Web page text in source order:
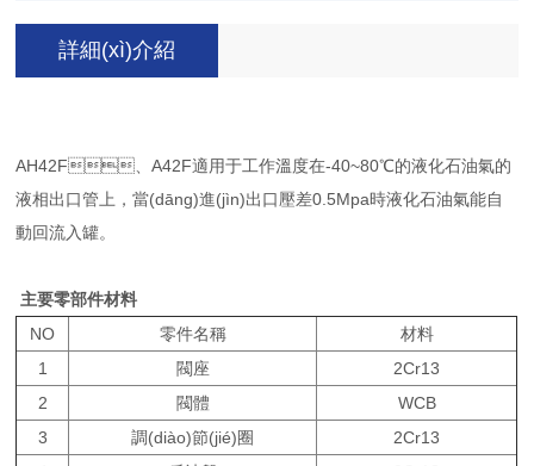
詳細(xì)介紹
AH42F、A42F適用于工作溫度在-40~80℃的液化石油氣的
液相出口管上，當(dāng)進(jìn)出口壓差0.5Mpa時液化石油氣能自
動回流入罐。
主要零部件材料
NO
零件名稱
材料
1
閥座
2Cr13
2
閥體
WCB
3
調(diào)節(jié)圈
2Cr13